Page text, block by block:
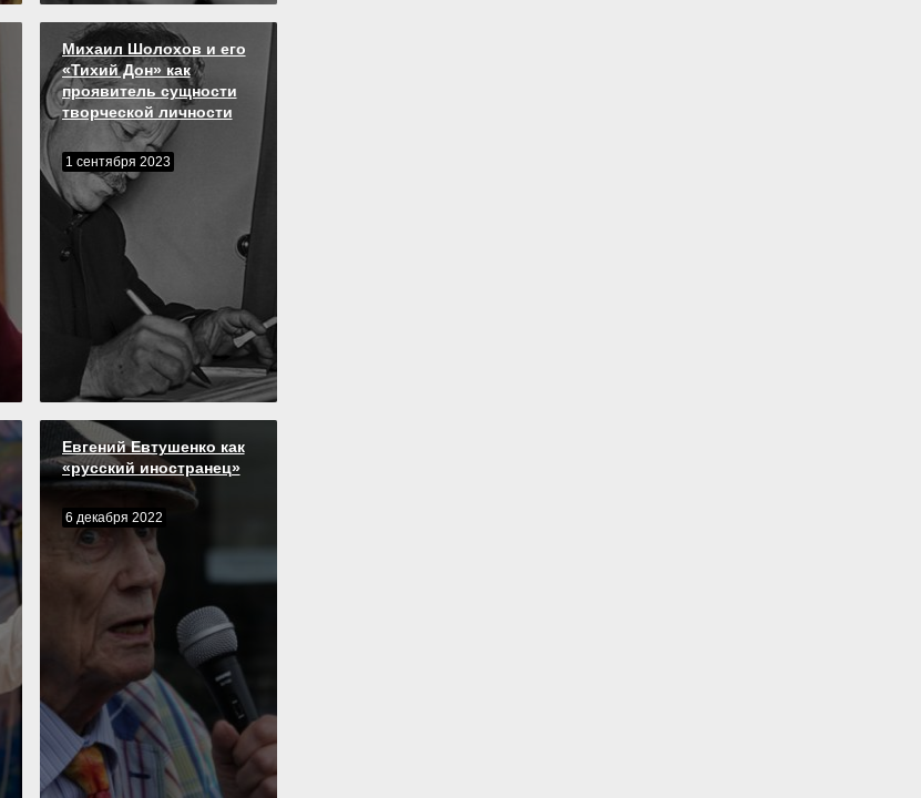
Михаил Шолохов и его
«Тихий Дон» как
проявитель сущности
творческой личности
1 сентября 2023
Евгений Евтушенко как
«русский иностранец»
6 декабря 2022